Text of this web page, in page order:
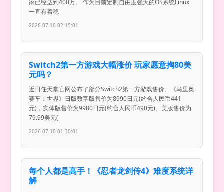
家已经达到400万。·作为目前定制自由度强大的OS系统Linux
一直有着稳
2026-07-10 02:15:01
Switch2第一方游戏大幅涨价 玩家愿意掏80美
元吗？
近日任天堂官网公布了部分Switch2第一方游戏售价。《马里奥
赛车：世界》日版数字版售价为8990日元(约合人民币441
元)，实体版售价为9980日元(约合人民币490元)。美版售价为
79.99美元(
2026-07-10 01:30:01
每个人都是高手！《忍者龙剑传4》难度系统详
解